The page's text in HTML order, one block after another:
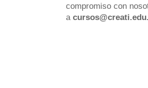
compromiso con
a